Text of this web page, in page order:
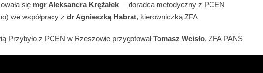
się mgr Aleksandra Krężałek – doradca metodyczny z PCEN
we współpracy z dr Agnieszką Habrat, kierowniczką ZFA
Przybyło z PCEN w Rzeszowie przygotowałTomasz Wcisło, ZFA PANS